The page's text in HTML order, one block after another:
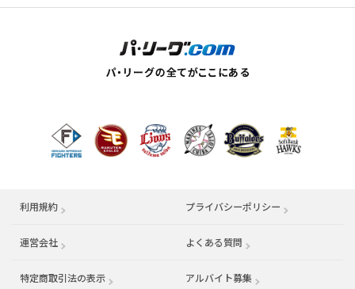
利用規約 プライバシーポリシー
運営会社 （別ウィンドウで開く） よくある質問
特定商取引法の表示 アルバイト募集 （別ウィンドウで開く